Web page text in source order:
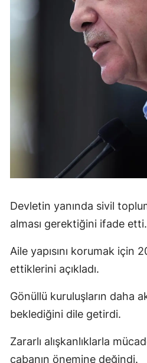
Devletin yanında sivil
alması gerektiğini ifade etti.
Aile yapısını korumak için
ettiklerini açıkladı.
Gönüllü kuruluşların daha
beklediğini dile getirdi.
Zararlı alışkanlıklarla
çabanın önemine değindi.